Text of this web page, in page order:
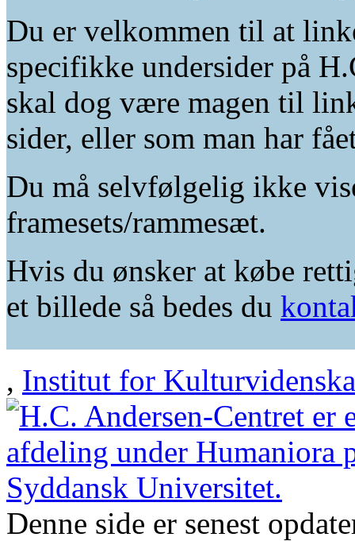
Du er velkommen til at
specifikke undersider på
skal dog være magen til
sider, eller som man har
Du må selvfølgelig ikke
framesets/rammesæt.
Hvis du ønsker at købe
et billede så bedes du
, Institut for
Denne side er senest